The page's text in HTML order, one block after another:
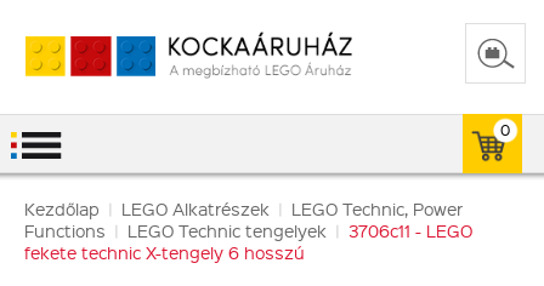
0
Kezdőlap | LEGO Alkatrészek | LEGO Technic, Power
Functions | LEGO Technic tengelyek | 3706c11 - LEGO
fekete technic X-tengely 6 hosszú